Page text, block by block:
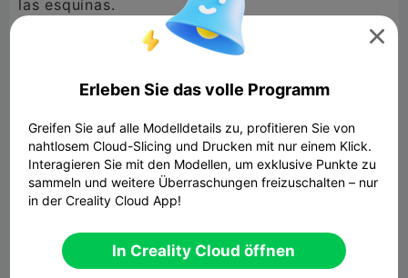
las esquinas.
Carrocería sumamente tensada, sin curvas
gordas, más estilo hipercoche aerodinámico.
El cofre baja hacia el frente con líneas que
convergen como si representaran una flecha
estelar apuntando al horizonte.

Erleben Sie das volle Programm
Greifen Sie auf alle Modelldetails zu, profitieren Sie von
nahtlosem Cloud-Slicing und Drucken mit nur einem Klick.
Interagieren Sie mit den Modellen, um exklusive Punkte zu
sammeln und weitere Überraschungen freizuschalten – nur
in der Creality Cloud App!
In Creality Cloud öffnen